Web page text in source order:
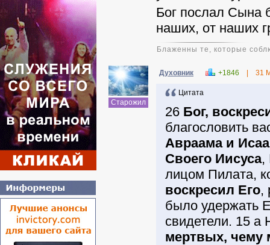
Бог послал Сына
наших, от наших
Блаженны те, которые
Старожил
Духовник +1846 31
Цитата
26 Бог,
благословить
Авраама и
Своего Иисуса,
лицом Пилата,
воскресил Его,
было удержать
свидетели. 15 а
мертвых, чему